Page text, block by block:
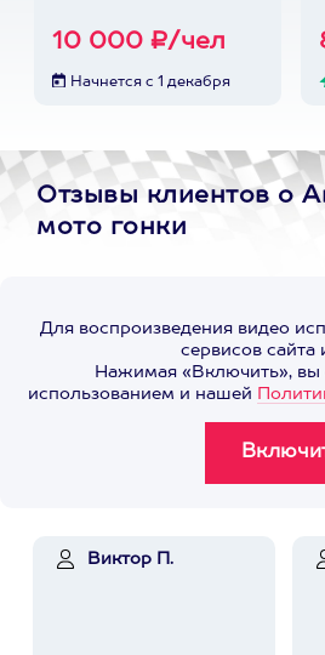
10 000 ₽/чел
Начнется с 1 декабря
Отзывы клиентов о
мото гонки
Для воспроизведения видео
сервисов сайта
Нажимая «Включить», вы
использованием и нашей
Виктор П.